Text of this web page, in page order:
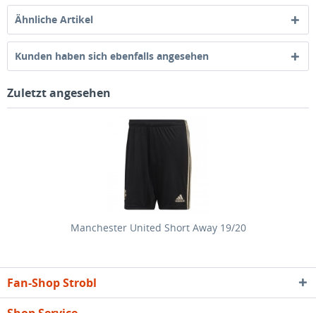
Ähnliche Artikel
Kunden haben sich ebenfalls angesehen
Zuletzt angesehen
Manchester United Short Away 19/20
Fan-Shop Strobl